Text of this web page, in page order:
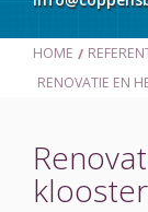
HOME
RENOVATIE EN